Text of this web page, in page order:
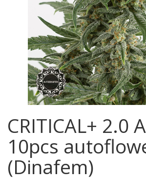
CRITICAL+ 2.0
10pcs
(Dinafem)